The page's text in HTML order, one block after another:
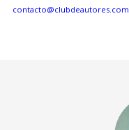
contacto@clubdeautores.com